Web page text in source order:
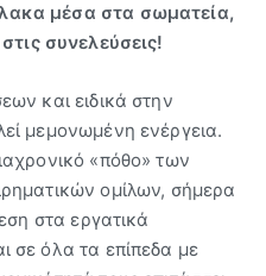
μέσα στα σωματεία,
συνελεύσεις!
και ειδικά στην
μεμονωμένη ενέργεια.
«πόθο» των
ομίλων, σήμερα
στα εργατικά
σε όλα τα επίπεδα με